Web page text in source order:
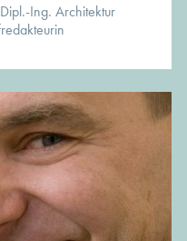
Ing. Architektur